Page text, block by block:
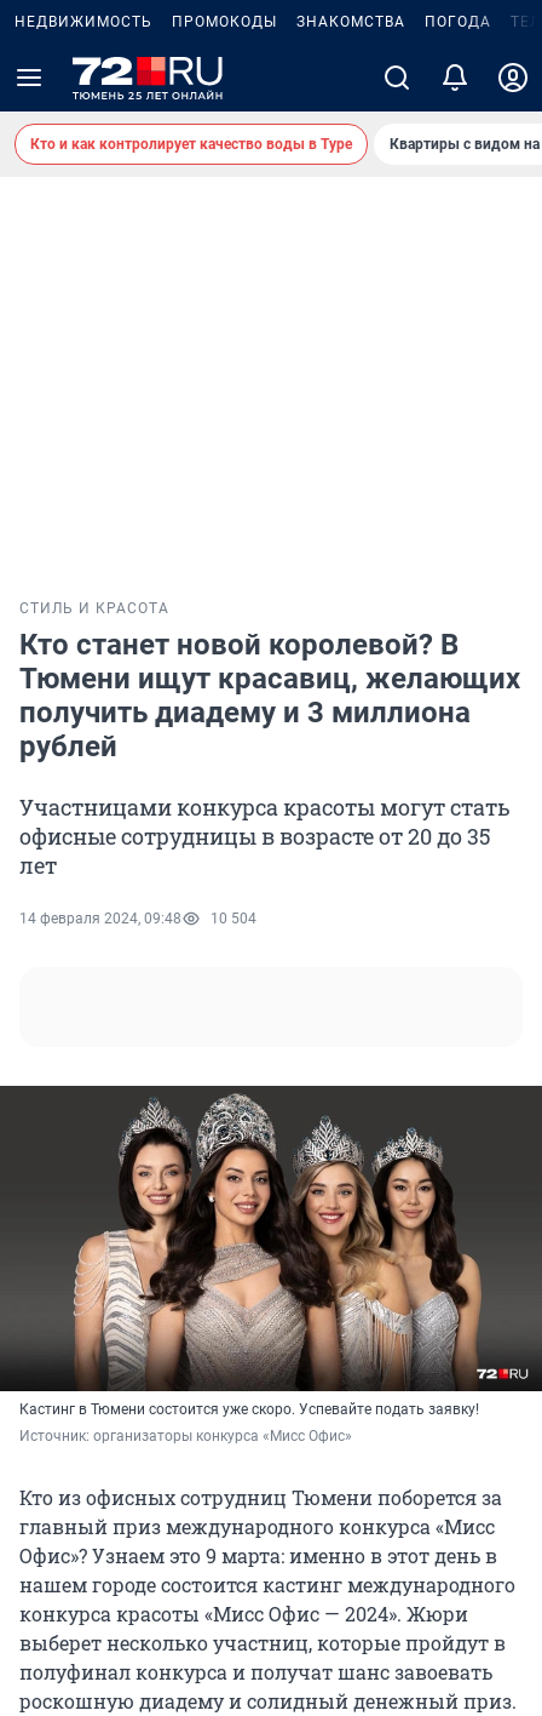
НЕДВИЖИМОСТЬ ПРОМОКОДЫ ЗНАКОМСТВА ПОГОДА
Кто и как контролирует качество воды в Туре Квартиры с видом на
СТИЛЬ И КРАСОТА
Кто станет новой королевой? В
Тюмени ищут красавиц, желающих
получить диадему и 3 миллиона
рублей
Участницами конкурса красоты могут стать
офисные сотрудницы в возрасте от 20 до 35
лет
14 февраля 2024, 09:48 10 504
Кастинг в Тюмени состоится уже скоро. Успевайте подать заявку!
Источник: организаторы конкурса «Мисс Офис»
Кто из офисных сотрудниц Тюмени поборется за
главный приз международного конкурса «Мисс
Офис»? Узнаем это 9 марта: именно в этот день в
нашем городе состоится кастинг международного
конкурса красоты «Мисс Офис — 2024». Жюри
выберет несколько участниц, которые пройдут в
полуфинал конкурса и получат шанс завоевать
роскошную диадему и солидный денежный приз.